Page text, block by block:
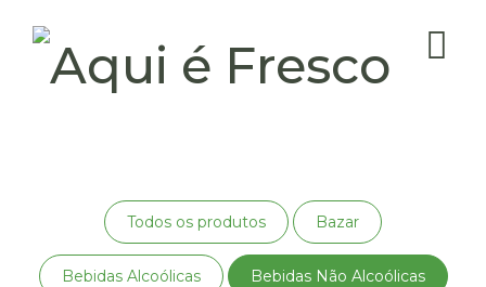
Todos os produtos Bazar
Bebidas Alcoólicas Bebidas Não Alcoólicas